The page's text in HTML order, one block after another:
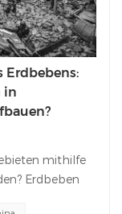
Erdbebens:
in
mithilfe
Erdbeben